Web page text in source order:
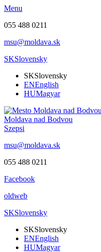
Menu
055 488 0211
msu@moldava.sk
SKSlovensky
SKSlovensky
ENEnglish
HUMagyar
Moldava nad Bodvou
Szepsi
msu@moldava.sk
055 488 0211
Facebook
oldweb
SKSlovensky
SKSlovensky
ENEnglish
HUMagyar